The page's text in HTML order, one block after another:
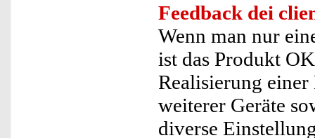
Feedback dei
Wenn man nur
ist das Produkt
Realisierung
weiterer Geräte
diverse